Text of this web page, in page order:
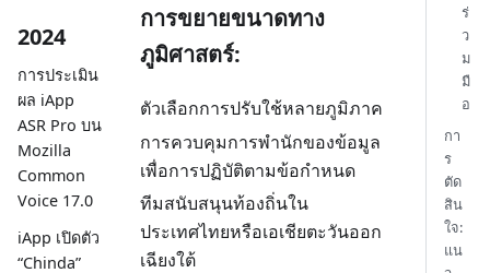
2024
การประเมิน
ผล iApp
ASR Pro บน
Mozilla
Common
Voice 17.0
iApp เปิดตัว
“Chinda”
การขยายขนาดทาง
ภูมิศาสตร์:
ตัวเลือกการปรับใช้หลายภูมิภาค
การควบคุมการพำนักของข้อมูล
เพื่อการปฏิบัติตามข้อกำหนด
ทีมสนับสนุนท้องถิ่นใน
ประเทศไทยหรือเอเชียตะวันออก
เฉียงใต้
ร่
ว
ม
มื
อ
กา
ร
ตัด
สิน
ใจ:
แน